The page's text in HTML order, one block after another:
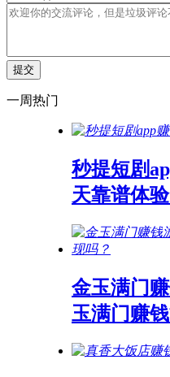
一周热门
秒提短剧
天靠谱体验
金玉满门
玉满门赚